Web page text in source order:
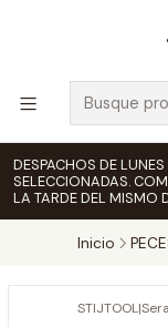
DESPACHOS DE
SELECCIONADAS.
LA TARDE DEL MISMO
Inicio
STIJTOOL|Sera